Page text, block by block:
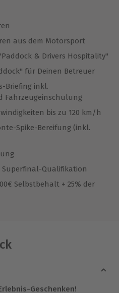
aus dem Motorsport
& Drivers Hospitality"
für Deinen Betreuer
Briefing inkl.
Fahrzeugeinschulung
bis zu 120 km/h
Spike-Bereifung (inkl.
Superfinal-Qualifikation
Selbstbehalt + 25% der
Geschenken!